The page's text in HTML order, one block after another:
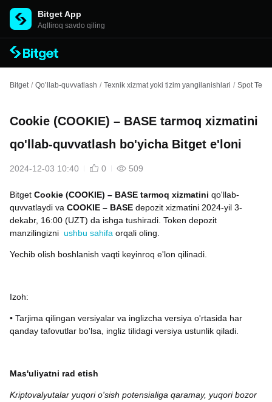
Bitget App
Aqlliroq savdo qiling
Bitget / Qo’llab-quvvatlash / Texnik xizmat yoki tizim yangilanishlari / Spot
Cookie (COOKIE) – BASE tarmoq xizmatini
qo'llab-quvvatlash bo'yicha Bitget e'loni
2024-12-03 10:40 0 509
Bitget Cookie (COOKIE) – BASE tarmoq xizmatini qo'llab-
quvvatlaydi va COOKIE – BASE depozit xizmatini 2024-yil 3-
dekabr, 16:00 (UZT) da ishga tushiradi. Token depozit
manzilingizni ushbu sahifa orqali oling.
Yechib olish boshlanish vaqti keyinroq e'lon qilinadi.
Izoh:
• Tarjima qilingan versiyalar va inglizcha versiya o'rtasida har
qanday tafovutlar bo'lsa, ingliz tilidagi versiya ustunlik qiladi.
Mas'uliyatni rad etish
Kriptovalyutalar yuqori o'sish potensialiga qaramay, yuqori bozor